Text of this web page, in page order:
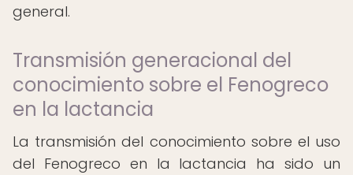
general.
Transmisión generacional del
conocimiento sobre el Fenogreco
en la lactancia
La transmisión del conocimiento sobre el uso
del Fenogreco en la lactancia ha sido un